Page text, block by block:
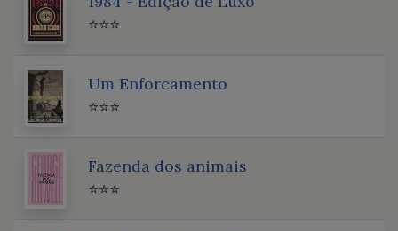
⭐⭐⭐
Um Enforcamento
⭐⭐⭐
Fazenda dos animais
⭐⭐⭐